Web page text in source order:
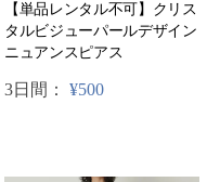
【単品レンタル不可】クリス
タルビジューパールデザイン
ニュアンスピアス
3日間： ¥500